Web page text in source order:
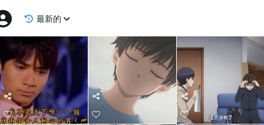
最新的